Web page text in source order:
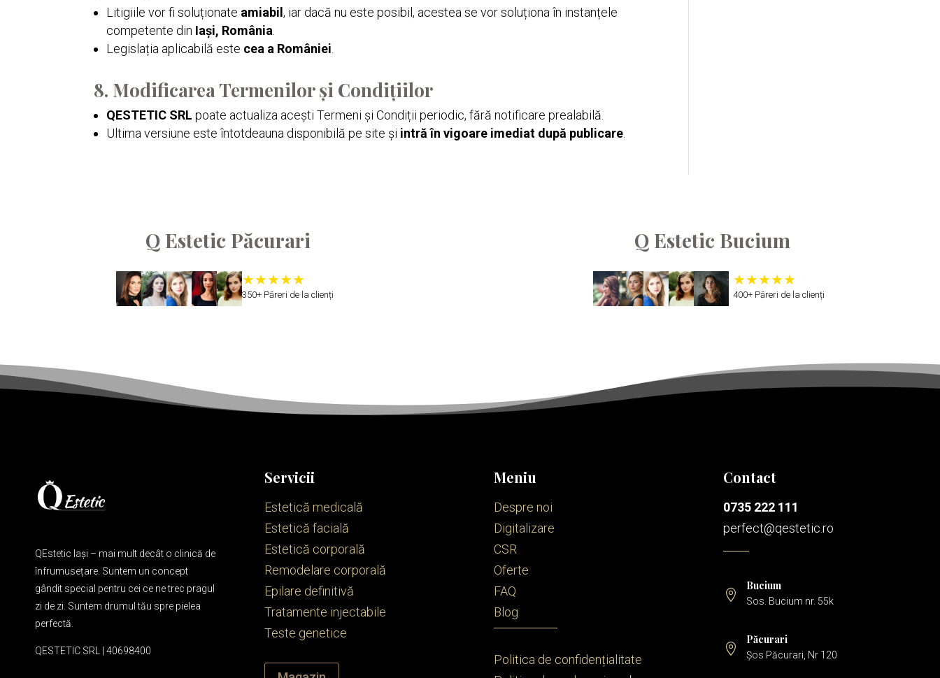
Litigiile vor fi soluționate amiabil, iar dacă nu este posibil, acestea se vor soluționa în instanțele
competente din Iași, România
Legislația aplicabilă este cea a României
8. Modificarea Termenilor și Condițiilor
QESTETIC SRL poate actualiza acești Termeni și Condiții periodic, fără notificare prealabilă.
Ultima versiune este întotdeauna disponibilă pe site și intră în vigoare imediat după publicare
Q Estetic Păcurari
350+ Păreri de la clienți
Q Estetic Bucium
400+ Păreri de la clienți
QEstetic Iași – mai mult decât o clinică de
înfrumusețare. Suntem un concept
gândit special pentru cei ce ne trec pragul
zi de zi. Suntem drumul tău spre pielea
perfectă.
QESTETIC SRL | 40698400
Servicii
Estetică medicală
Estetică facială
Estetică corporală
Remodelare corporală
Epilare definitivă
Tratamente injectabile
Teste genetice
Meniu
Despre noi
Digitalizare
CSR
Oferte
FAQ
Blog
Politica de confidențialitate
Contact
0735 222 111
perfect@qestetic.ro

Bucium
Sos. Bucium nr. 55k

Păcurari
Șos Păcurari, Nr 120